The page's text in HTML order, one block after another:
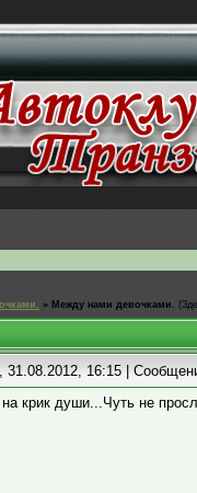
» Между нами девочками.
31.08.2012, 16:15 |
крик души...Чуть не